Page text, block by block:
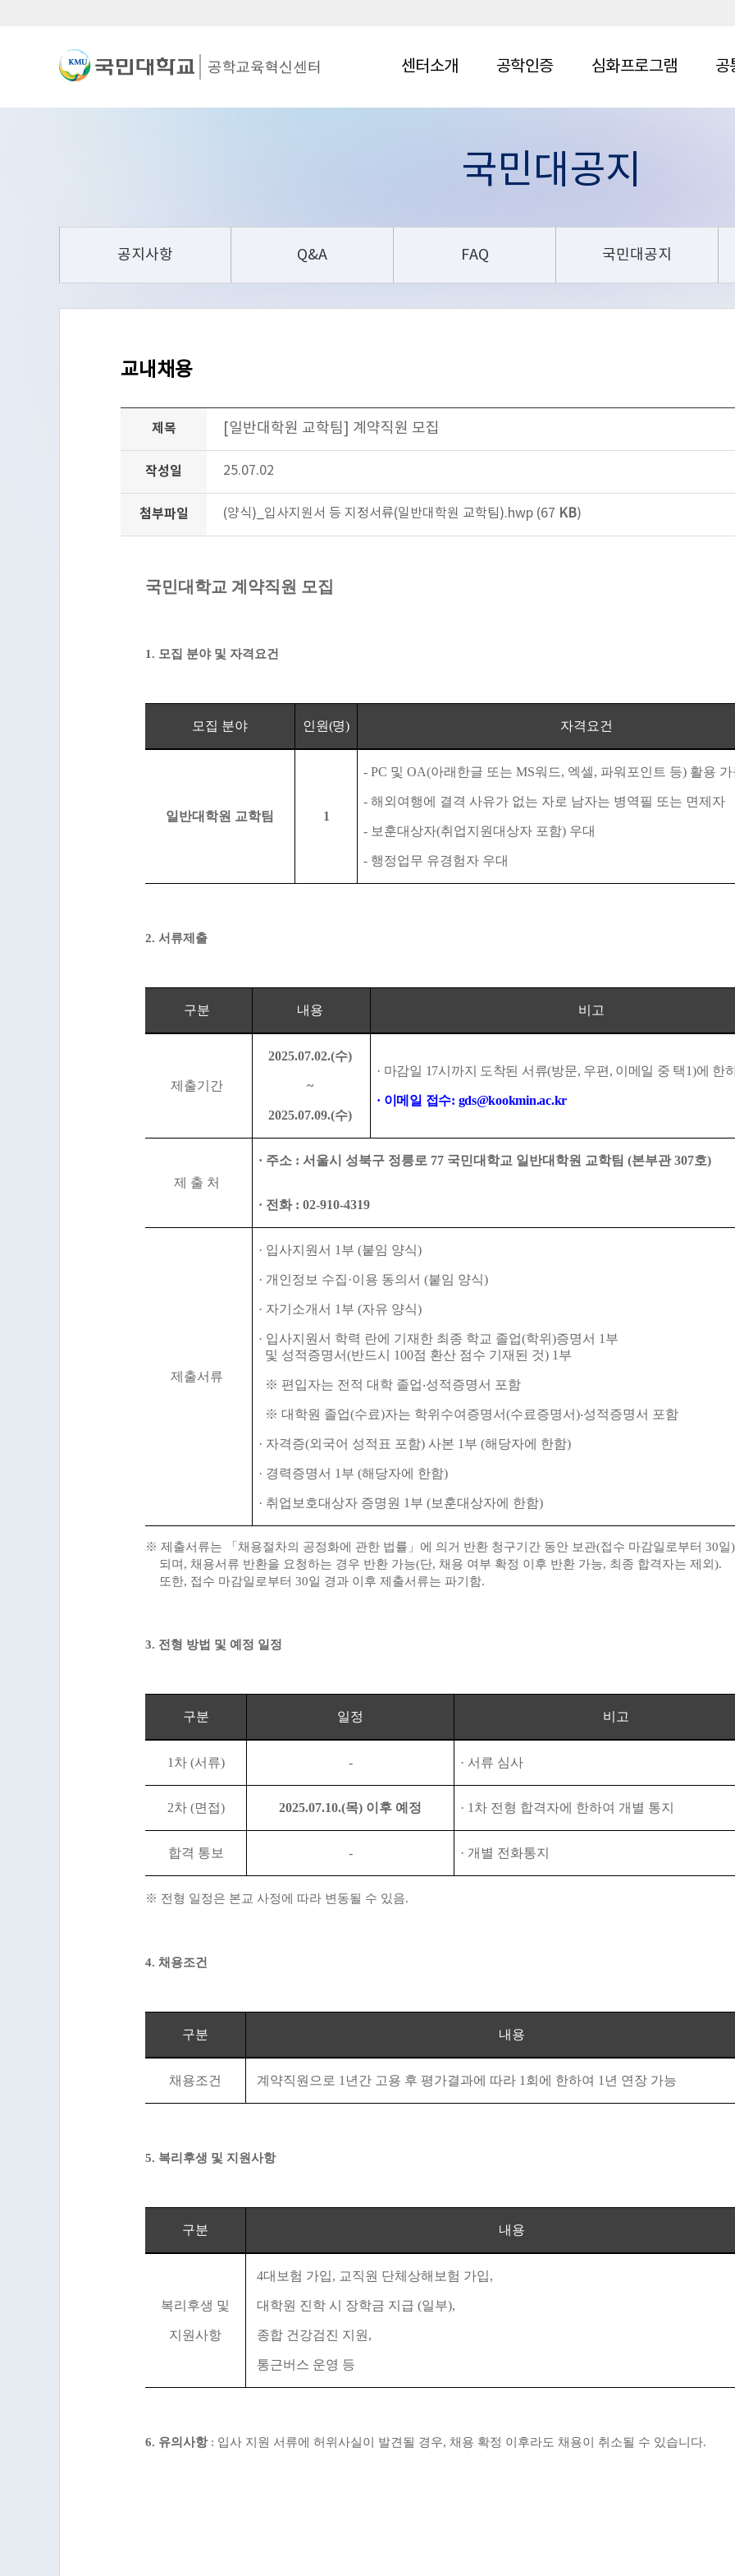
센터소개 공학인증 심화프로그램 공
국민대공지
공지사항 Q&A FAQ 국민대공지
교내채용
제목 [일반대학원 교학팀] 계약직원 모집
작성일 25.07.02
첨부파일 (양식)_입사지원서 등 지정서류(일반대학원 교학팀).hwp (67 KB)
국민대학교 계약직원 모집
1. 모집 분야 및 자격요건
모집 분야 인원(명) 자격요건
일반대학원 교학팀 1
- PC 및 OA(아래한글 또는 MS워드, 엑셀, 파워포인트 등) 활용
- 해외여행에 결격 사유가 없는 자로 남자는 병역필 또는 면제자
- 보훈대상자(취업지원대상자 포함) 우대
- 행정업무 유경험자 우대
2. 서류제출
구분 내용 비고
제출기간
2025.07.02.(수)
~
2025.07.09.(수)
· 마감일 17시까지 도착된 서류(방문, 우편 , 이메일 중 택1)에 한
· 이메일 접수: gds@kookmin.ac.kr
제 출 처
· 주소 : 서울시 성북구 정릉로 77 국민대학교 일반대학원 교학팀 (본부관307호)
· 전화 : 02-910-4319
제출서류
· 입사지원서 1 부 (붙임 양식)
· 개인정보 수집 ·이용 동의서 (붙임 양식)
· 자기소개서 1 부 (자유 양식)
· 입사지원서 학력 란에 기재한 최종 학교 졸업(학위 )증명서 1 부
및 성적증명서(반드시 100점 환산 점수 기재된 것) 1 부
※ 편입자는 전적 대학 졸업‧성적증명서 포함
※ 대학원 졸업(수료)자는 학위수여증명서(수료증명서)‧성적증명서 포함
· 자격증(외국어 성적표 포함) 사본 1 부 (해당자에 한함)
· 경력증명서 1 부 (해당자에 한함)
· 취업보호대상자 증명원 1 부 (보훈대상자에 한함)
※ 제출서류는 「 채용절차의 공정화에 관한 법률 」 에 의거 반환 청구기간 동안 보관(접수 마감일로부터 30일)
되며 , 채용서류 반환을 요청하는 경우 반환 가능(단, 채용 여부 확정 이후 반환 가능, 최종 합격자는 제외).
또한, 접수 마감일로부터30일 경과 이후 제출서류는 파기함.
3. 전형 방법 및 예정 일정
구분 일정 비고
1 차 (서류) - · 서류 심사
2차 (면접) 2025.07.10.(목) 이후 예정 · 1 차 전형 합격자에 한하여 개별 통지
합격 통보 - · 개별 전화통지
※ 전형 일정은 본교 사정에 따라 변동될 수 있음.
4. 채용조건
구분 내용
채용조건 계약직원으로 1 년간 고용 후 평가결과에 따라 1 회에 한하여 1 년 연장 가능
5. 복리후생 및 지원사항
구분 내용
복리후생 및
지원사항
4대보험 가입, 교직원 단체상해보험 가입,
대학원 진학 시 장학금 지급(일부),
종합 건강검진 지원 ,
통근버스 운영 등
6. 유의사항: 입사 지원 서류에 허위사실이 발견될 경우, 채용 확정 이후라도 채용이 취소될 수 있습니다.